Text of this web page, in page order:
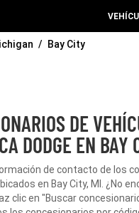
Bay City
DE
DODGE EN BAY
de contacto de los
en Bay City, MI. ¿No
clic en "Buscar